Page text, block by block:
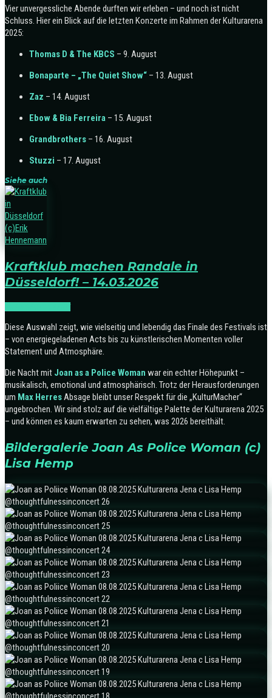
Vier unvergessliche Abende durften wir erleben – und noch ist nicht
Schluss. Hier ein Blick auf die letzten Konzerte im Rahmen der Kulturarena
2025:
Thomas D & The KBCS – 9. August
Bonaparte – „The Quiet Show“ – 13. August
Zaz – 14. August
Ebow & Bia Ferreira – 15. August
Grandbrothers – 16. August
Stuzzi – 17. August
Siehe auch
Kraftklub machen Randale in
Düsseldorf! – 14.03.2026
Diese Auswahl zeigt, wie vielseitig und lebendig das Finale des Festivals ist
– von energiegeladenen Acts bis zu künstlerischen Momenten voller
Statement und Atmosphäre.
Die Nacht mit Joan as a Police Woman war ein echter Höhepunkt –
musikalisch, emotional und atmosphärisch. Trotz der Herausforderungen
um Max HerresAbsage bleibt unser Respekt für die „KulturMacher“
ungebrochen. Wir sind stolz auf die vielfältige Palette der Kulturarena 2025
– und können es kaum erwarten zu sehen, was 2026 bereithält.
Bildergalerie Joan As Police Woman (c)
Lisa Hemp